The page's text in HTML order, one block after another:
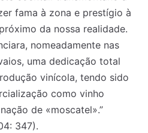
fama à zona e prestígio à
da nossa realidade.
nomeadamente nas
uma dedicação total
vinícola, tendo sido
como vinho
de «moscatel».”
347).